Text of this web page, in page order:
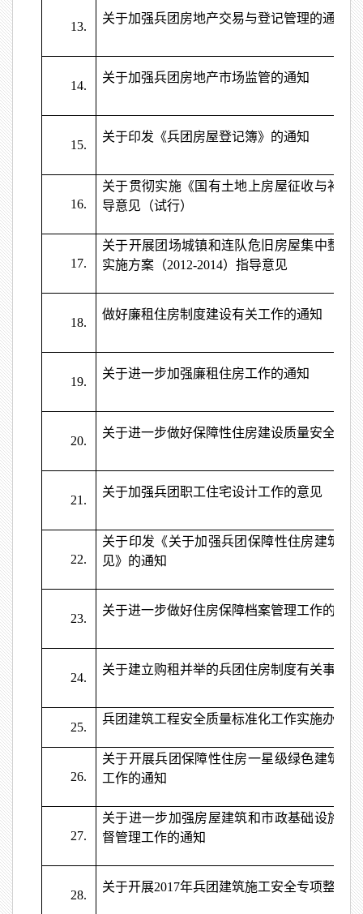
13.
关于加强兵团房地产交易与登记管理的通知
14.
关于加强兵团房地产市场监管的通知
15.
关于印发《兵团房屋登记簿》的通知
16.
关于贯彻实施《国有土地上房屋征收与补偿
导意见（试行）
17.
关于开展团场城镇和连队危旧房屋集中整理
实施方案（2012-2014）指导意见
18.
做好廉租住房制度建设有关工作的通知
19.
关于进一步加强廉租住房工作的通知
20.
关于进一步做好保障性住房建设质量安全工
21.
关于加强兵团职工住宅设计工作的意见
22.
关于印发《关于加强兵团保障性住房建筑节
见》的通知
23.
关于进一步做好住房保障档案管理工作的通知
24.
关于建立购租并举的兵团住房制度有关事项
25.
兵团建筑工程安全质量标准化工作实施办法
26.
关于开展兵团保障性住房一星级绿色建筑设
工作的通知
27.
关于进一步加强房屋建筑和市政基础设施工
督管理工作的通知
28.
关于开展2017年兵团建筑施工安全专项整治